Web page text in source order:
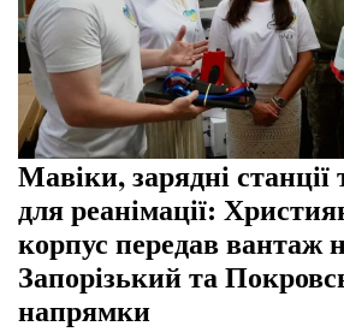
Мавіки, зарядні станції
для реанімації:
корпус передав вантаж
Запорізький та
напрямки